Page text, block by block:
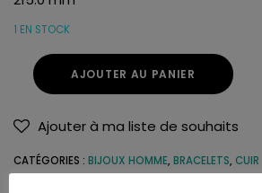
1 EN STOCK
AJOUTER AU PANIER
Ajouter à ma liste de souhaits
CATÉGORIES : BIJOUX HOMME, BRACELETS, CUIR